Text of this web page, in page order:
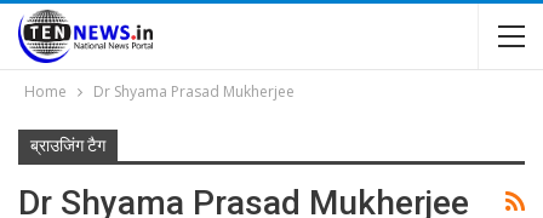
Home Dr Shyama Prasad Mukherjee
ब्राउजिंग टैग
Dr Shyama Prasad Mukherjee